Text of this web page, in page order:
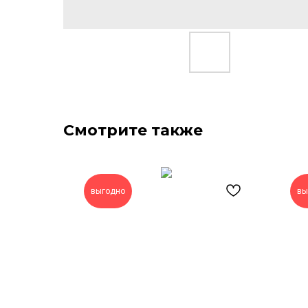
Смотрите также
выгодно